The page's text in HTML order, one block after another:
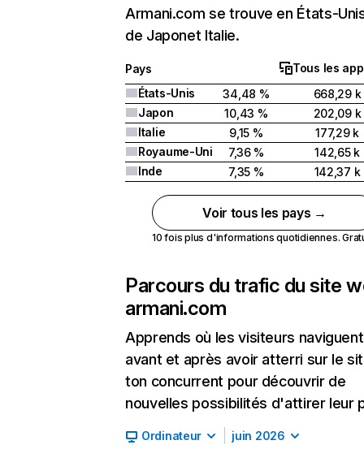
Armani.com se trouve en États-
de Japonet Italie.
Pays
Tous les
États-Unis
34,48 %
668,29 k
Japon
10,43 %
202,09 k
Italie
9,15 %
177,29 k
Royaume-Uni
7,36 %
142,65 k
Inde
7,35 % 142,37 k
Voir tous les pays →
10 fois plus d'informations quotidiennes.
Parcours du trafic du site
armani.com
Apprends où les visiteurs naviguent
avant et après avoir atterri sur le
ton concurrent pour découvrir de
nouvelles possibilités d'attirer leur
Ordinateur juin 2026